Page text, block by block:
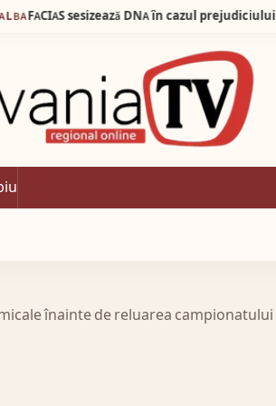
înainte de reluarea campionatului